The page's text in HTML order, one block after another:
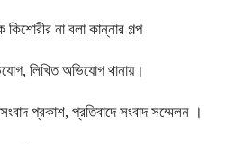
না বলা কান্নার গল্প
লিখিত অভিযোগ থানায়।
প্রকাশ, প্রতিবাদে সংবাদ সম্মেলন ।